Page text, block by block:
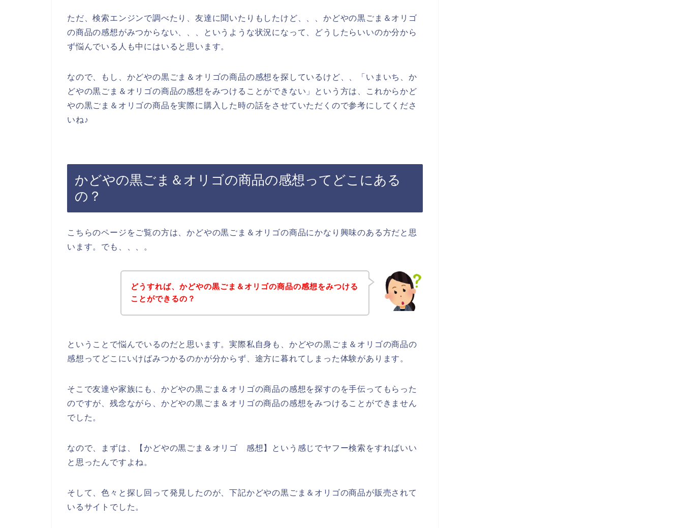
ただ、検索エンジンで調べたり、友達に聞いたりもしたけど、、、かどやの黒ごま＆オリゴ
の商品の感想がみつからない、、、というような状況になって、どうしたらいいのか分から
ず悩んでいる人も中にはいると思います。
なので、もし、かどやの黒ごま＆オリゴの商品の感想を探しているけど、、「いまいち、か
どやの黒ごま＆オリゴの商品の感想をみつけることができない」という方は、これからかど
やの黒ごま＆オリゴの商品を実際に購入した時の話をさせていただくので参考にしてくださ
いね♪
かどやの黒ごま＆オリゴの商品の感想ってどこにある
の？
こちらのページをご覧の方は、かどやの黒ごま＆オリゴの商品にかなり興味のある方だと思
います。でも、、、。
どうすれば、かどやの黒ごま＆オリゴの商品の感想をみつける
ことができるの？
ということで悩んでいるのだと思います。実際私自身も、かどやの黒ごま＆オリゴの商品の
感想ってどこにいけばみつかるのかが分からず、途方に暮れてしまった体験があります。
そこで友達や家族にも、かどやの黒ごま＆オリゴの商品の感想を探すのを手伝ってもらった
のですが、残念ながら、かどやの黒ごま＆オリゴの商品の感想をみつけることができません
でした。
なので、まずは、【かどやの黒ごま＆オリゴ 感想】という感じでヤフー検索をすればいい
と思ったんですよね。
そして、色々と探し回って発見したのが、下記かどやの黒ごま＆オリゴの商品が販売されて
いるサイトでした。